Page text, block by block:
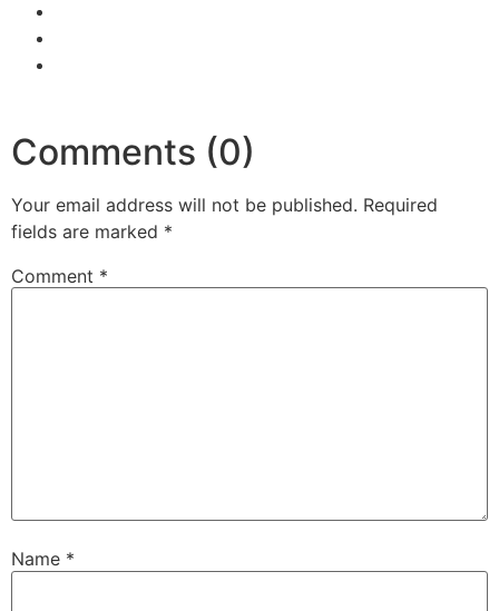
Comments (0)
Your email address will not be published. Required
fields are marked *
Comment *
Name *